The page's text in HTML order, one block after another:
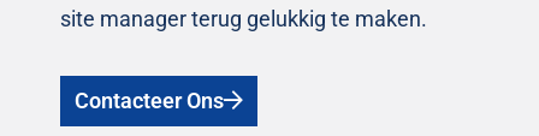
site manager terug gelukkig te maken.
Contacteer Ons